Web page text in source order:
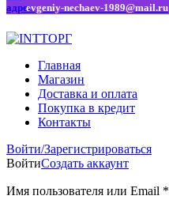
evgeniy-nechaev-1989@mail.ru
Главная
Магазин
Доставка и оплата
Покупка в кредит
Контакты
Войти/Зарегистрироваться
ВойтиСоздать аккаунт
Имя пользователя или Email *